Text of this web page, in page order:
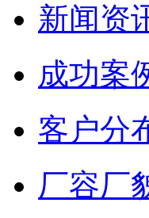
新闻资
成功案
客户分
厂容厂